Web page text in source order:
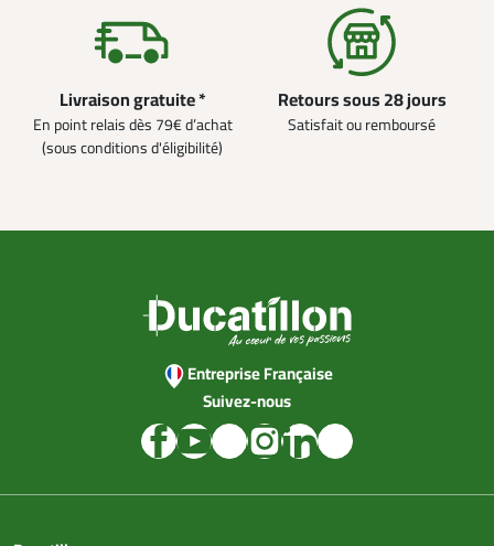
Livraison gratuite *
En point relais dès 79€ d’achat
(sous conditions d'éligibilité)
Retours sous 28 jours
Satisfait ou remboursé
Entreprise Française
Suivez-nous